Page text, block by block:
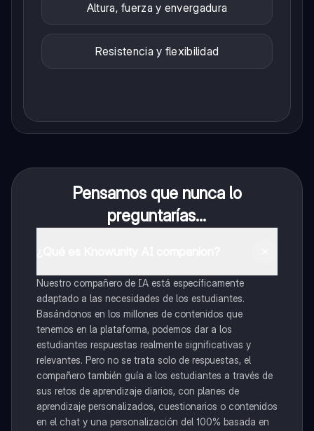
Altura, fuerza y envergadura
Resistencia y flexibilidad
Pensamos que nunca lo
preguntarías...
Nuestro compañero de IA está específicamente
adaptado a las necesidades de los estudiantes.
Basándonos en los millones de contenidos que
tenemos en la plataforma, podemos dar a los
estudiantes respuestas realmente significativas y
relevantes. Pero no se trata solo de respuestas, el
compañero también guía a los estudiantes a través de
sus retos de aprendizaje diarios, con planes de
aprendizaje personalizados, cuestionarios o contenidos
en el chat y una personalización del 100% basada en